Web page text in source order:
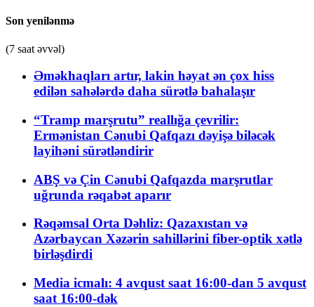
Son yenilənmə
(7 saat əvvəl)
Əməkhaqları artır, lakin həyat ən çox hiss
edilən sahələrdə daha sürətlə bahalaşır
“Tramp marşrutu” reallığa çevrilir:
Ermənistan Cənubi Qafqazı dəyişə biləcək
layihəni sürətləndirir
ABŞ və Çin Cənubi Qafqazda marşrutlar
uğrunda rəqabət aparır
Rəqəmsal Orta Dəhliz: Qazaxıstan və
Azərbaycan Xəzərin sahillərini fiber-optik xətlə
birləşdirdi
Media icmalı: 4 avqust saat 16:00-dan 5 avqust
saat 16:00-dək